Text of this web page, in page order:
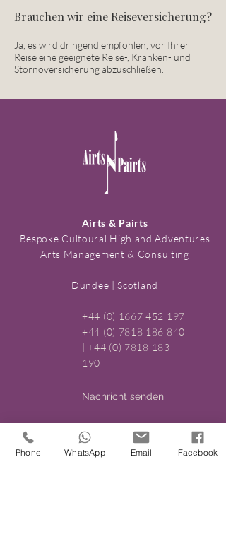
Brauchen wir eine Reiseversicherung?
Ja, es wird dringend empfohlen, vor Ihrer
Reise eine geeignete Reise-, Kranken- und
Stornoversicherung abzuschließen.
Airts & Pairts
Bespoke Cultoural Highland Adventures
Arts Management & Consulting
Dundee | Scotland
+44 (0) 1667 452 197
+44 (0) 7818 186 840
|+44 (0) 7818 183
190
Nachricht senden
Phone WhatsApp Email Facebook